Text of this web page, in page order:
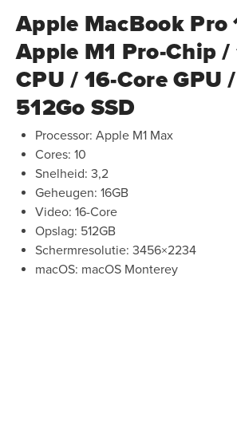
Apple MacBook Pro
Apple M1 Pro-Chip /
CPU / 16-Core GPU
512Go SSD
Processor: Apple M1 Max
Cores: 10
Snelheid: 3,2
Geheugen: 16GB
Video: 16-Core
Opslag: 512GB
Schermresolutie: 3456×2234
macOS: macOS Monterey